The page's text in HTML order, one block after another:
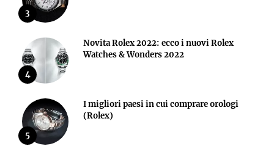
3
4
Novita Rolex 2022: ecco i nuovi Rolex
Watches & Wonders 2022
5
I migliori paesi in cui comprare orologi
(Rolex)